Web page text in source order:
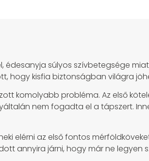
édesanyja súlyos szívbetegsége
hogy kisfia biztonságban világra
komolyabb probléma. Az első
nem fogadta el a tápszert.
elérni az első fontos
annyira járni, hogy már ne